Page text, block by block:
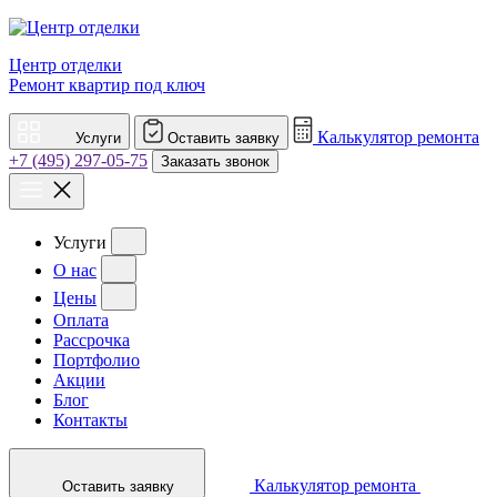
Центр отделки
Ремонт квартир под ключ
Услуги Оставить заявку
Калькулятор ремонта
+7 (495) 297-05-75
Заказать звонок
Услуги
О нас
Цены
Оплата
Рассрочка
Портфолио
Акции
Блог
Контакты
Оставить заявку Калькулятор ремонта